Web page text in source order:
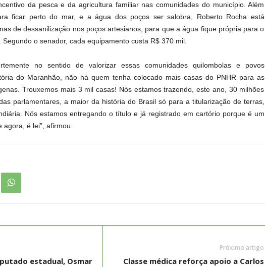
da pesca e da agricultura familiar nas comunidades do município. Além
ficar perto do mar, e a água dos poços ser salobra, Roberto Rocha está
de dessanilização nos poços artesianos, para que a água fique própria para o
o senador, cada equipamento custa R$ 370 mil.
no sentido de valorizar essas comunidades quilombolas e povos
do Maranhão, não há quem tenha colocado mais casas do PNHR para as
Trouxemos mais 3 mil casas! Nós estamos trazendo, este ano, 30 milhões
parlamentares, a maior da história do Brasil só para a titularização de terras,
Nós estamos entregando o título e já registrado em cartório porque é um
é lei”, afirmou.
estadual, Osmar
Próximo artigo
Classe médica reforça apoio a Carlos